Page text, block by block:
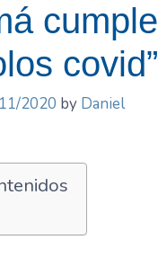
cumple
covid”
2020 by Daniel